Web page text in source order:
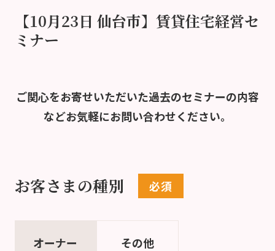
【10月23日 仙台市】賃貸住宅経営セ
ミナー
ご関心をお寄せいただいた過去のセミナーの内容
などお気軽にお問い合わせください。
お客さまの種別
オーナー その他